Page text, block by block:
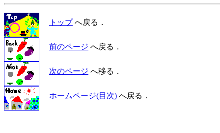
トップへ戻る．
前のページ へ戻る．
次のページ へ移る．
ホームページ(目次) へ戻る．